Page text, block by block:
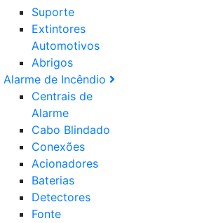
Suporte
Extintores
Automotivos
Abrigos
Alarme de Incêndio
Centrais de
Alarme
Cabo Blindado
Conexões
Acionadores
Baterias
Detectores
Fonte